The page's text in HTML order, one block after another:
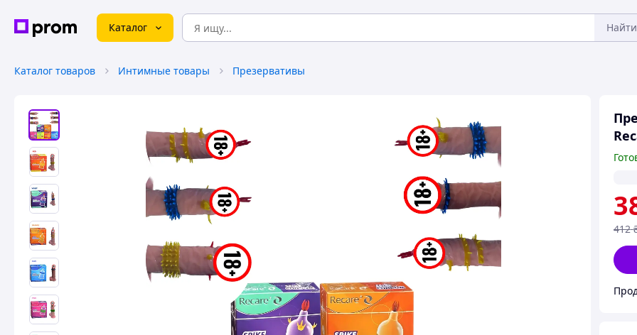
Каталог Найти
Каталог товаров Интимные товары Презервативы
412